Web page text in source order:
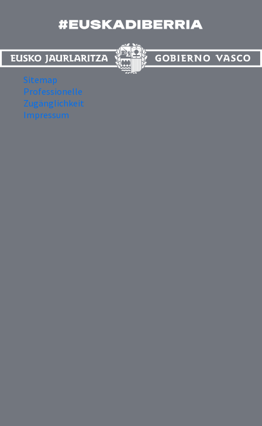
Sitemap
Professionelle
Zugänglichkeit
Impressum